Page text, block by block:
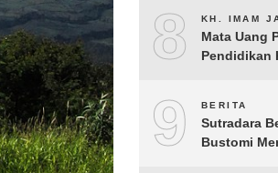
8 KH. IMAM
Mata Uang
Pendidikan
9 BERITA
Sutradara
Bustomi